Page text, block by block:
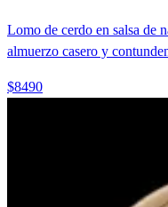
Lomo de cerdo en salsa de
almuerzo casero y
$8490